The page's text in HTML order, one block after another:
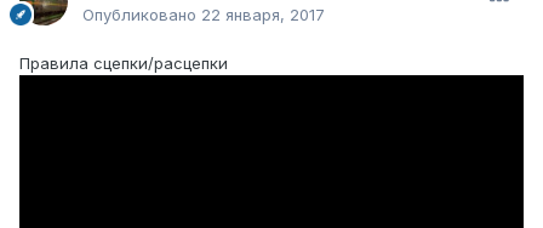
Опубликовано 22 января, 2017
Правила сцепки/расцепки